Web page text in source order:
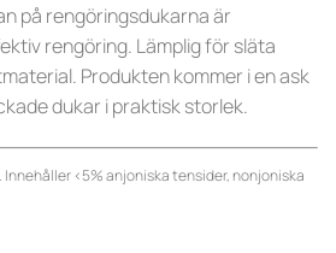
på rengöringsdukarna är
rengöring. Lämplig för släta
Produkten kommer i en ask
dukar i praktisk storlek.
<5% anjoniska tensider, nonjoniska